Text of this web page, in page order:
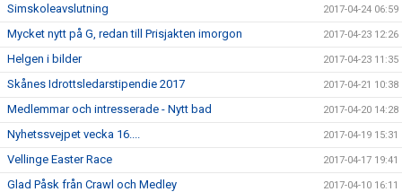
Simskoleavslutning 2017-04-24 06:59
Mycket nytt på G, redan till Prisjakten imorgon 2017-04-23 12:26
Helgen i bilder 2017-04-23 11:35
Skånes Idrottsledarstipendie 2017 2017-04-21 10:38
Medlemmar och intresserade - Nytt bad 2017-04-20 14:28
Nyhetssvejpet vecka 16.... 2017-04-19 15:31
Vellinge Easter Race 2017-04-17 19:41
Glad Påsk från Crawl och Medley 2017-04-10 16:11